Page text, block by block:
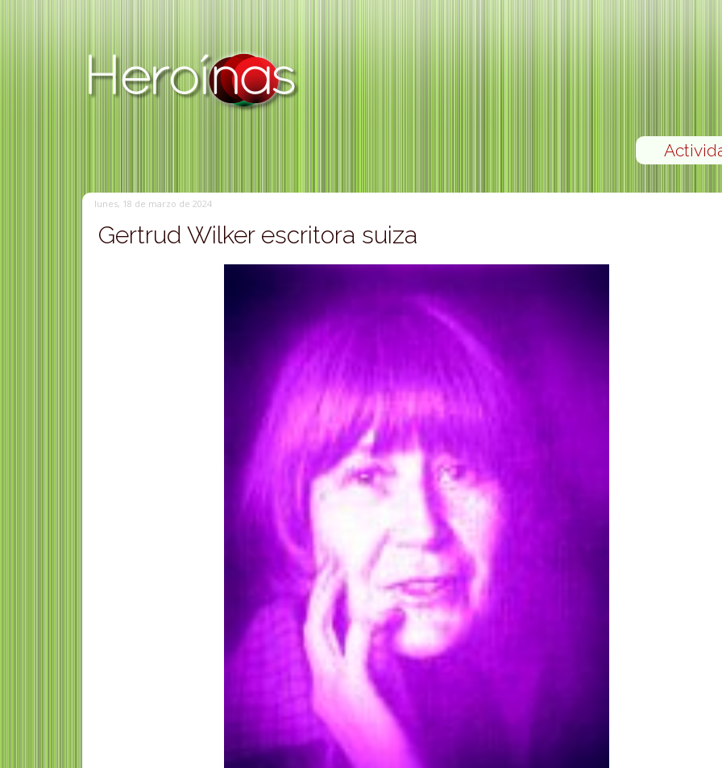
lunes, 18 de marzo de 2024
Gertrud Wilker escritora suiza